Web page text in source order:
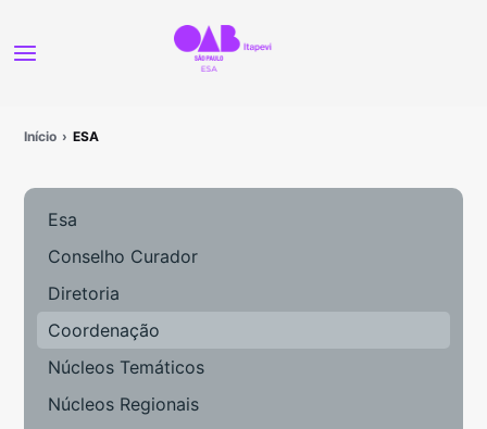
Início ESA
Esa
Conselho Curador
Diretoria
Coordenação
Núcleos Temáticos
Núcleos Regionais